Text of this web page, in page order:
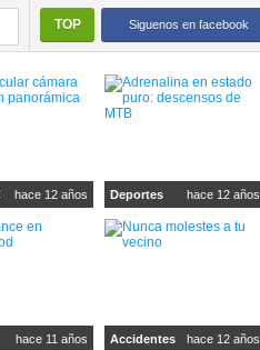
Siguenos en facebook
TOP
hace 12 años Deportes hace 12 años
hace 11 años Accidentes hace 12 años